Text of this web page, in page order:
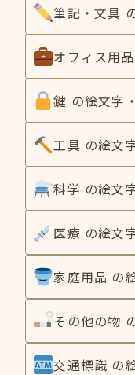
筆記・文具
オフィス用
鍵 の絵文字
工具 の絵文
科学 の絵文
医療 の絵文
家庭用品 の
その他の物
交通標識 の